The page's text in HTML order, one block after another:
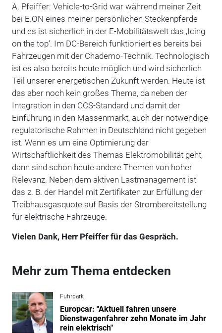
A. Pfeiffer: Vehicle-to-Grid war während meiner Zeit
bei E.ON eines meiner persönlichen Steckenpferde
und es ist sicherlich in der E-Mobilitätswelt das ‚Icing
on the top‘. Im DC-Bereich funktioniert es bereits bei
Fahrzeugen mit der Chademo-Technik. Technologisch
ist es also bereits heute möglich und wird sicherlich
Teil unserer energetischen Zukunft werden. Heute ist
das aber noch kein großes Thema, da neben der
Integration in den CCS-Standard und damit der
Einführung in den Massenmarkt, auch der notwendige
regulatorische Rahmen in Deutschland nicht gegeben
ist. Wenn es um eine Optimierung der
Wirtschaftlichkeit des Themas Elektromobilität geht,
dann sind schon heute andere Themen von hoher
Relevanz. Neben dem aktiven Lastmanagement ist
das z. B. der Handel mit Zertifikaten zur Erfüllung der
Treibhausgasquote auf Basis der Strombereitstellung
für elektrische Fahrzeuge.
Vielen Dank, Herr Pfeiffer für das Gespräch.
Mehr zum Thema entdecken
Fuhrpark
Europcar: "Aktuell fahren unsere
Dienstwagenfahrer zehn Monate im Jahr
rein elektrisch"